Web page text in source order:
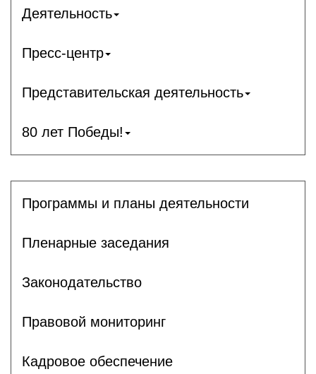
Деятельность
Пресс-центр
Представительская деятельность
80 лет Победы!
Программы и планы деятельности
Пленарные заседания
Законодательство
Правовой мониторинг
Кадровое обеспечение